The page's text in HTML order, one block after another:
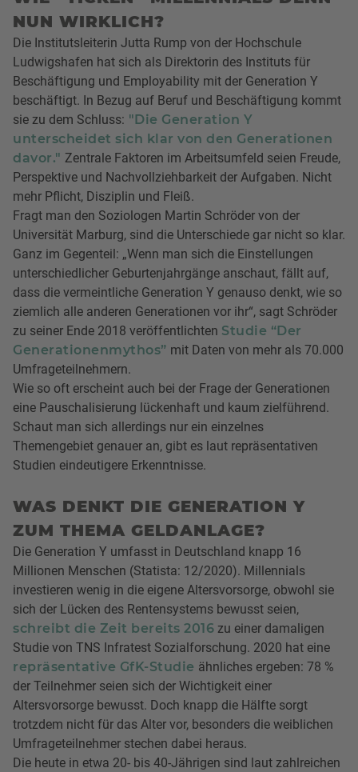
NUN WIRKLICH?
Die Institutsleiterin Jutta Rump von der Hochschule
Ludwigshafen hat sich als Direktorin des Instituts für
Beschäftigung und Employability mit der Generation Y
beschäftigt. In Bezug auf Beruf und Beschäftigung kommt
sie zu dem Schluss: "Die Generation Y
unterscheidet sich klar von den Generationen
davor." Zentrale Faktoren im Arbeitsumfeld seien Freude,
Perspektive und Nachvollziehbarkeit der Aufgaben. Nicht
mehr Pflicht, Disziplin und Fleiß.
Fragt man den Soziologen Martin Schröder von der
Universität Marburg, sind die Unterschiede gar nicht so klar.
Ganz im Gegenteil: „Wenn man sich die Einstellungen
unterschiedlicher Geburtenjahrgänge anschaut, fällt auf,
dass die vermeintliche Generation Y genauso denkt, wie so
ziemlich alle anderen Generationen vor ihr“, sagt Schröder
zu seiner Ende 2018 veröffentlichten Studie “Der
Generationenmythos” mit Daten von mehr als 70.000
Umfrageteilnehmern.
Wie so oft erscheint auch bei der Frage der Generationen
eine Pauschalisierung lückenhaft und kaum zielführend.
Schaut man sich allerdings nur ein einzelnes
Themengebiet genauer an, gibt es laut repräsentativen
Studien eindeutigere Erkenntnisse.
WAS DENKT DIE GENERATION Y
ZUM THEMA GELDANLAGE?
Die Generation Y umfasst in Deutschland knapp 16
Millionen Menschen (Statista: 12/2020). Millennials
investieren wenig in die eigene Altersvorsorge, obwohl sie
sich der Lücken des Rentensystems bewusst seien,
schreibt die Zeit bereits 2016 zu einer damaligen
Studie von TNS Infratest Sozialforschung. 2020 hat eine
repräsentative GfK-Studie ähnliches ergeben: 78 %
der Teilnehmer seien sich der Wichtigkeit einer
Altersvorsorge bewusst. Doch knapp die Hälfte sorgt
trotzdem nicht für das Alter vor, besonders die weiblichen
Umfrageteilnehmer stechen dabei heraus.
Die heute in etwa 20- bis 40-Jährigen sind laut zahlreichen